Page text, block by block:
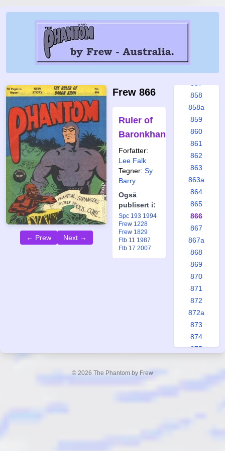
← Prew Next →
Frew 866
Ruler of
Baronkhan
Forfatter:
Lee Falk
Tegner: Sy
Barry
Også
publisert i:
Spc 193 1994
Frew 1228
Frew 1829
Ftb 11 1987
Ftb 17 2007
852
858
858a
859
860
861
862
863
863a
864
865
866
867
867a
868
869
870
871
872
872a
873
874
875
© 2026 The Phantom by Frew